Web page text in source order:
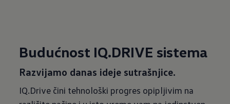
Budućnost IQ.DRIVE sistema
Razvijamo danas ideje sutrašnjice.
IQ.Drive čini tehnološki progres opipljivim na